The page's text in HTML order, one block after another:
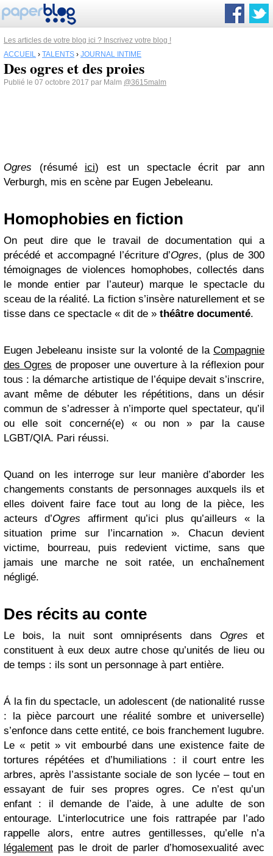
Les articles de votre blog ici ? Inscrivez votre blog !
ACCUEIL › TALENTS › JOURNAL INTIME
Des ogres et des proies
Publié le 07 octobre 2017 par Malm @3615malm
Ogres (résumé ici) est un spectacle écrit par ann
Verburgh, mis en scène par Eugen Jebeleanu.
Homophobies en fiction
On peut dire que le travail de documentation qui a
précédé et accompagné l’écriture d’Ogres, (plus de 300
témoignages de violences homophobes, collectés dans
le monde entier par l’auteur) marque le spectacle du
sceau de la réalité. La fiction s’insère naturellement et se
tisse dans ce spectacle « dit de » théâtre documenté.
Eugen Jebeleanu insiste sur la volonté de la Compagnie
des Ogres de proposer une ouverture à la réflexion pour
tous : la démarche artistique de l’équipe devait s’inscrire,
avant même de débuter les répétitions, dans un désir
commun de s’adresser à n’importe quel spectateur, qu’il
ou elle soit concerné(e) « ou non » par la cause
LGBT/QIA. Pari réussi.
Quand on les interroge sur leur manière d’aborder les
changements constants de personnages auxquels ils et
elles doivent faire face tout au long de la pièce, les
acteurs d’Ogres affirment qu’ici plus qu’ailleurs « la
situation prime sur l’incarnation ». Chacun devient
victime, bourreau, puis redevient victime, sans que
jamais une marche ne soit ratée, un enchaînement
négligé.
Des récits au conte
Le bois, la nuit sont omniprésents dans Ogres et
constituent à eux deux autre chose qu’unités de lieu ou
de temps : ils sont un personnage à part entière.
Á la fin du spectacle, un adolescent (de nationalité russe
: la pièce parcourt une réalité sombre et universelle)
s’enfonce dans cette entité, ce bois franchement lugubre.
Le « petit » vit embourbé dans une existence faite de
tortures répétées et d’humiliations : il court entre les
arbres, après l’assistante sociale de son lycée – tout en
essayant de fuir ses propres ogres. Ce n’est qu’un
enfant : il demande de l’aide, à une adulte de son
entourage. L’interlocutrice une fois rattrapée par l’ado
rappelle alors, entre autres gentillesses, qu’elle n’a
légalement pas le droit de parler d’homosexualité avec